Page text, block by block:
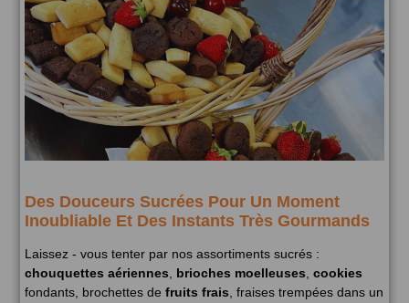
Des Douceurs Sucrées Pour Un Moment
Inoubliable Et Des Instants Très Gourmands
Laissez - vous tenter par nos assortiments sucrés :
chouquettes aériennes, brioches moelleuses,cookies
fondants, brochettes de fruits frais, fraises trempées dans un